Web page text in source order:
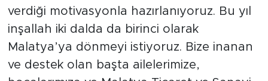
verdiği motivasyonla hazırlanıyoruz. Bu yıl
inşallah iki dalda da birinci olarak
Malatya’ya dönmeyi istiyoruz. Bize inanan
ve destek olan başta ailelerimize,